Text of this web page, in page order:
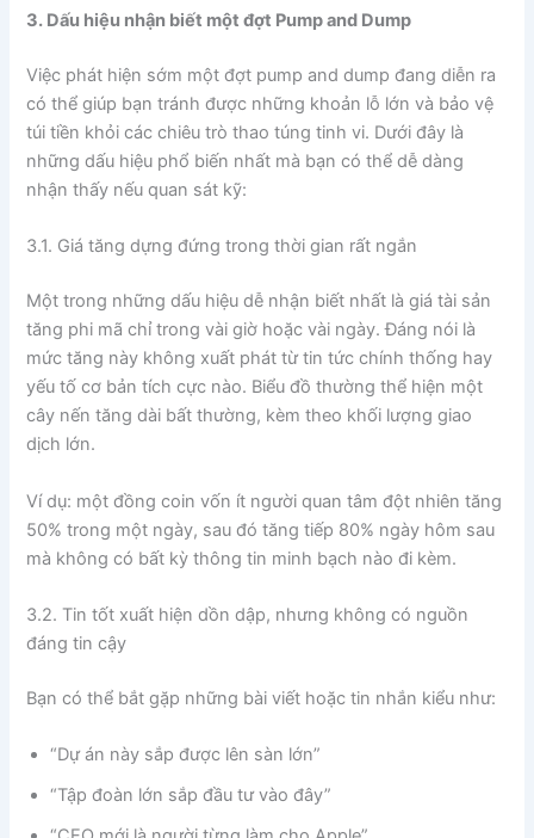
3. Dấu hiệu nhận biết một đợt Pump and Dump
Việc phát hiện sớm một đợt pump and dump đang diễn ra
có thể giúp bạn tránh được những khoản lỗ lớn và bảo vệ
túi tiền khỏi các chiêu trò thao túng tinh vi. Dưới đây là
những dấu hiệu phổ biến nhất mà bạn có thể dễ dàng
nhận thấy nếu quan sát kỹ:
3.1. Giá tăng dựng đứng trong thời gian rất ngắn
Một trong những dấu hiệu dễ nhận biết nhất là giá tài sản
tăng phi mã chỉ trong vài giờ hoặc vài ngày. Đáng nói là
mức tăng này không xuất phát từ tin tức chính thống hay
yếu tố cơ bản tích cực nào. Biểu đồ thường thể hiện một
cây nến tăng dài bất thường, kèm theo khối lượng giao
dịch lớn.
Ví dụ: một đồng coin vốn ít người quan tâm đột nhiên tăng
50% trong một ngày, sau đó tăng tiếp 80% ngày hôm sau
mà không có bất kỳ thông tin minh bạch nào đi kèm.
3.2. Tin tốt xuất hiện dồn dập, nhưng không có nguồn
đáng tin cậy
Bạn có thể bắt gặp những bài viết hoặc tin nhắn kiểu như:
“Dự án này sắp được lên sàn lớn”
“Tập đoàn lớn sắp đầu tư vào đây”